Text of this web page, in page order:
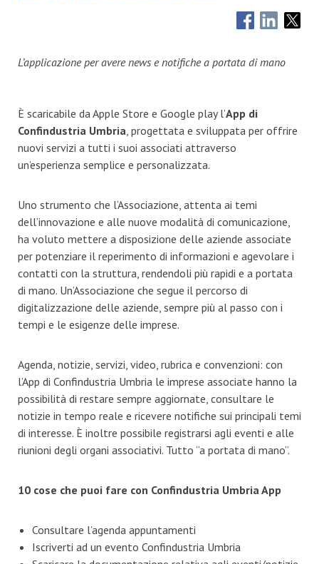
L’applicazione per avere news e notifiche a portata di mano
È scaricabile da Apple Store e Google play l’App di
Confindustria Umbria , progettata e sviluppata per offrire
nuovi servizi a tutti i suoi associati attraverso
un’esperienza semplice e personalizzata.
Uno strumento che l’Associazione, attenta ai temi
dell’innovazione e alle nuove modalità di comunicazione,
ha voluto mettere a disposizione delle aziende associate
per potenziare il reperimento di informazioni e agevolare i
contatti con la struttura, rendendoli più rapidi e a portata
di mano. Un’Associazione che segue il percorso di
digitalizzazione delle aziende, sempre più al passo con i
tempi e le esigenze delle imprese.
Agenda, notizie, servizi, video, rubrica e convenzioni: con
l’App di Confindustria Umbria le imprese associate hanno la
possibilità di restare sempre aggiornate, consultare le
notizie in tempo reale e ricevere notifiche sui principali temi
di interesse. È inoltre possibile registrarsi agli eventi e alle
riunioni degli organi associativi. Tutto “a portata di mano”.
10 cose che puoi fare con Confindustria Umbria App
Consultare l’agenda appuntamenti
Iscriverti ad un evento Confindustria Umbria